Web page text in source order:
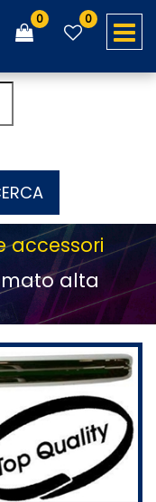
0 0
accessori
alta